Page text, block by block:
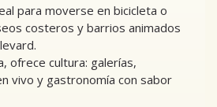
para moverse en bicicleta o
costeros y barrios animados
ofrece cultura: galerías,
vivo y gastronomía con sabor